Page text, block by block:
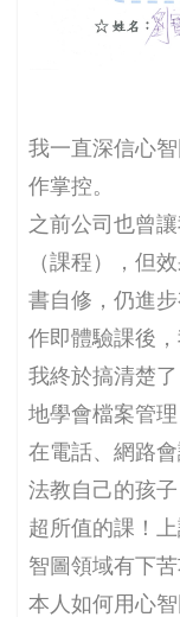
我一直深信心
作掌控。
之前公司也曾
（課程），但
書自修，仍進
作即體驗課後
我終於搞清楚
地學會檔案管
在電話、網路
法教自己的孩
超所值的課！
智圖領域有下
本人如何用心